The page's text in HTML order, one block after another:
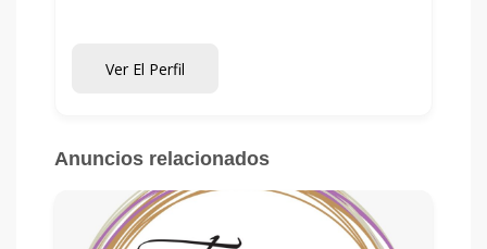
Ver El Perfil
Anuncios relacionados